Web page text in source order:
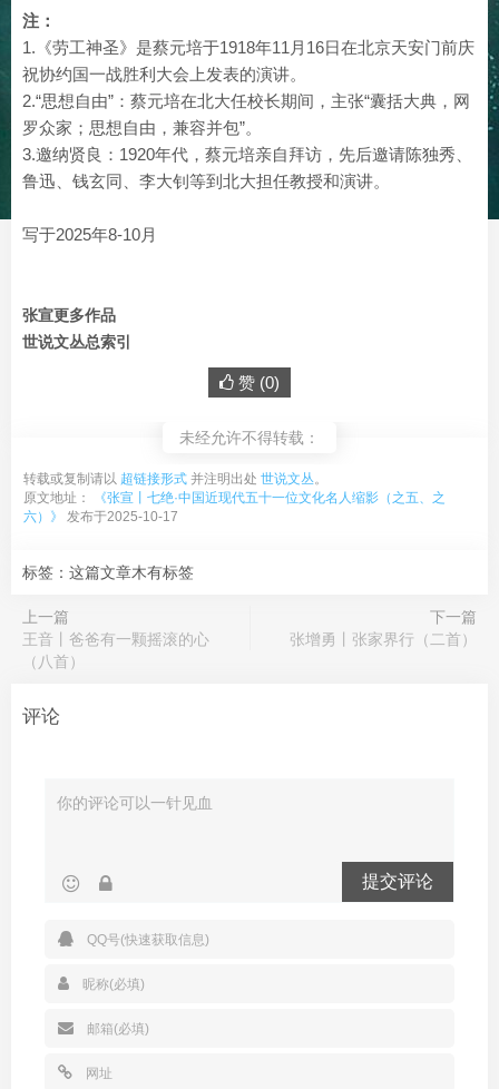
注：
1.《劳工神圣》是蔡元培于1918年11月16日在北京天安门前庆
祝协约国一战胜利大会上发表的演讲。
2.“思想自由”：蔡元培在北大任校长期间，主张“囊括大典，网
罗众家；思想自由，兼容并包”。
3.邀纳贤良：1920年代，蔡元培亲自拜访，先后邀请陈独秀、
鲁迅、钱玄同、李大钊等到北大担任教授和演讲。
写于2025年8-10月
张宣更多作品
世说文丛总索引
赞 (0)
未经允许不得转载：
转载或复制请以 超链接形式 并注明出处 世说文丛。
原文地址：
《张宣丨七绝·中国近现代五十一位文化名人缩影（之五、之
六）》
发布于2025-10-17
标签：这篇文章木有标签
上一篇
王音丨爸爸有一颗摇滚的心
（八首）
下一篇
张增勇丨张家界行（二首）
评论
提交评论